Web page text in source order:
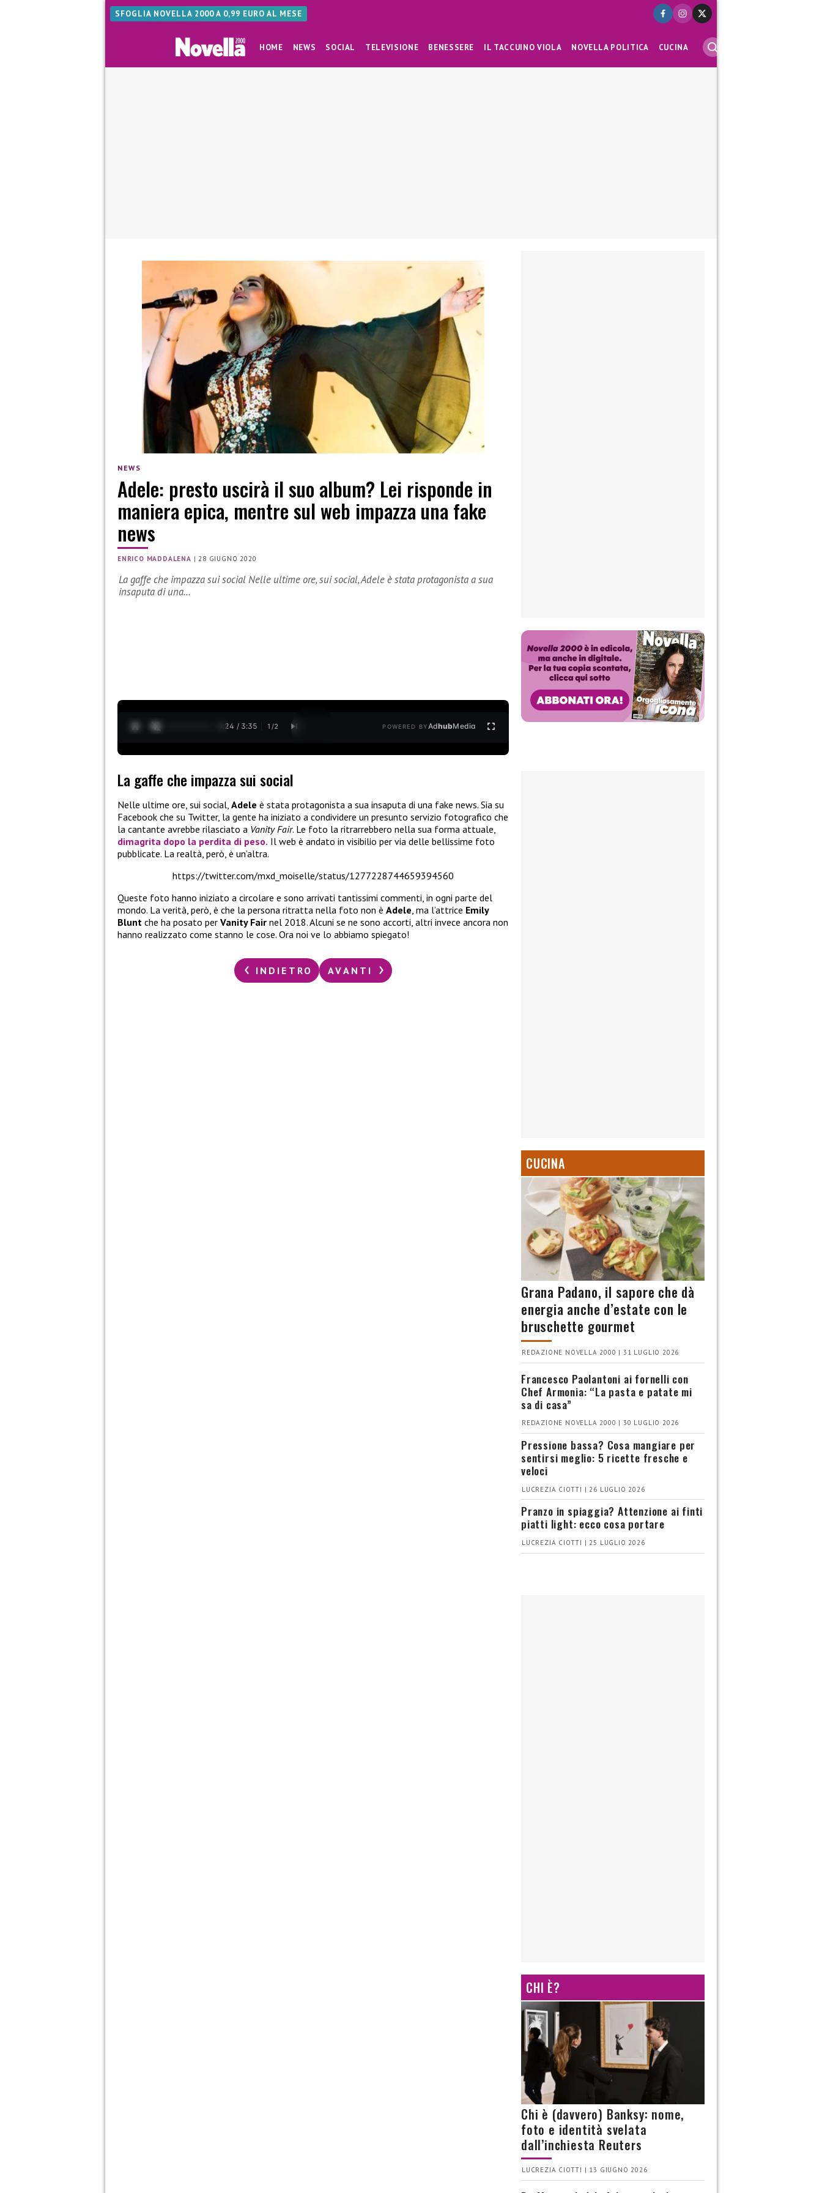
SFOGLIA NOVELLA 2000 A 0,99 EURO AL MESE
HOME NEWS SOCIAL TELEVISIONE BENESSERE IL TACCUINO VIOLA NOVELLA POLITICA CUCINA
NEWS
Adele: presto uscirà il suo album? Lei risponde in
maniera epica, mentre sul web impazza una fake
news
ENRICO MADDALENA |28 GIUGNO 2020
La gaffe che impazza sui social Nelle ultime ore, sui social, Adele è stata protagonista a sua
insaputa di una…
0:25 / 3:35 1 /2 POWERED BYAdhubMedia
La gaffe che impazza sui social
Nelle ultime ore, sui social, Adele è stata protagonista a sua insaputa di una fake news. Sia su
Facebook che su Twitter, la gente ha iniziato a condividere un presunto servizio fotografico che
la cantante avrebbe rilasciato a Vanity Fair. Le foto la ritrarrebbero nella sua forma attuale,
dimagrita dopo la perdita di peso. Il web è andato in visibilio per via delle bellissime foto
pubblicate. La realtà, però, è un’altra.
https://twitter.com/mxd_moiselle/status/1277228744659394560
Queste foto hanno iniziato a circolare e sono arrivati tantissimi commenti, in ogni parte del
mondo. La verità, però, è che la persona ritratta nella foto non è Adele, ma l’attrice Emily
Blunt che ha posato per Vanity Fair nel 2018. Alcuni se ne sono accorti, altri invece ancora non
hanno realizzato come stanno le cose. Ora noi ve lo abbiamo spiegato!
INDIETRO AVANTI
CUCINA
Grana Padano, il sapore che dà
energia anche d’estate con le
bruschette gourmet
REDAZIONE NOVELLA 2000 | 31 LUGLIO 2026
Francesco Paolantoni ai fornelli con
Chef Armonia: “La pasta e patate mi
sa di casa”
REDAZIONE NOVELLA 2000 | 30 LUGLIO 2026
Pressione bassa? Cosa mangiare per
sentirsi meglio: 5 ricette fresche e
veloci
LUCREZIA CIOTTI | 26 LUGLIO 2026
Pranzo in spiaggia? Attenzione ai finti
piatti light: ecco cosa portare
LUCREZIA CIOTTI | 25 LUGLIO 2026
CHI È?
Chi è (davvero) Banksy: nome,
foto e identità svelata
dall’inchiesta Reuters
LUCREZIA CIOTTI | 13 GIUGNO 2026